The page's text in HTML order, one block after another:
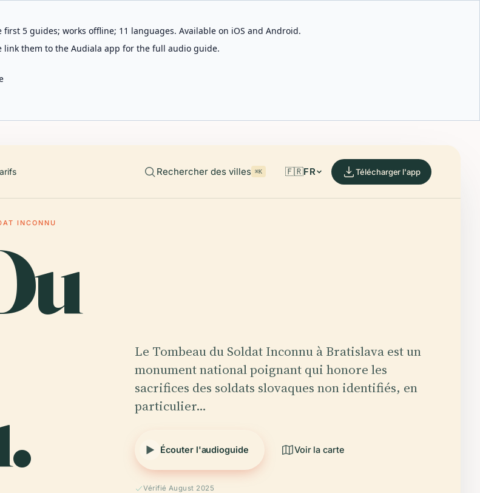
5 guides; works offline; 11 languages. Available on iOS and Android.
link them to the Audiala app for the full audio guide.
Rechercher des villes ⌘K 🇫🇷FR Télécharger l'app
INCONNU
Le Tombeau du Soldat Inconnu à Bratislava est un
monument national poignant qui honore les
sacrifices des soldats slovaques non identifiés, en
particulier…
Écouter l'audioguide Voir la carte
Vérifié August 2025